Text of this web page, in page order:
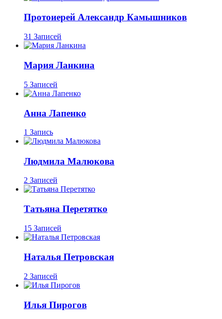
Протоиерей Александр Камышников
31 Записей
Мария Ланкина
5 Записей
Анна Лапенко
1 Запись
Людмила Малюкова
2 Записей
Татьяна Перетятко
15 Записей
Наталья Петровская
2 Записей
Илья Пирогов